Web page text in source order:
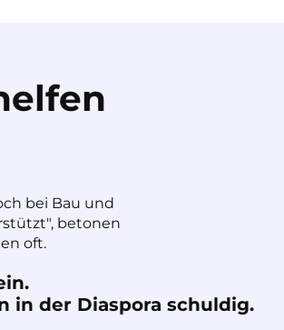
bei Bau und
betonen
oft.
in der Diaspora schuldig.